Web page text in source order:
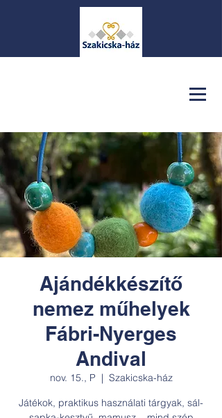
Ajándékkészítő
nemez műhelyek
Fábri-Nyerges
Andival
nov. 15., P
  |
Szakicska-ház
Játékok, praktikus használati tárgyak, sál-